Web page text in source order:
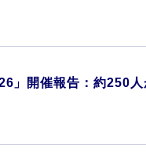
開催報告：約250